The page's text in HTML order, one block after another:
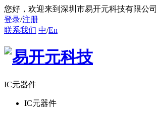
您好 ，欢迎来到深圳市易开元科技有限公司
登录/注册
联系我们 中/En
IC元器件
IC元器件